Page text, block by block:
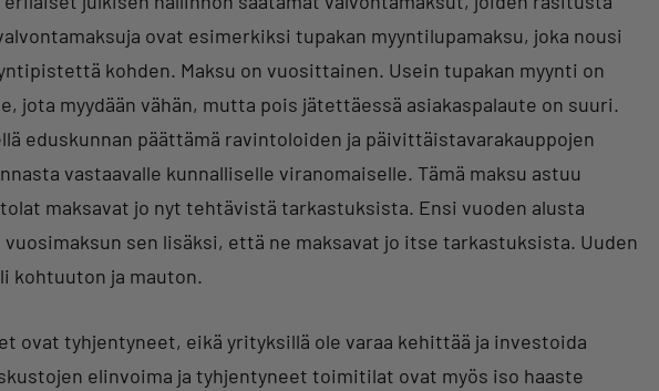
ovat esimerkiksi tupakan myyntilupamaksu, joka nousi
kohden. Maksu on vuosittainen. Usein tupakan myynti on
jota myydään vähän, mutta pois jätettäessä asiakaspalaute on suuri.
eduskunnan päättämä ravintoloiden ja päivittäistavarakauppojen
vastaavalle kunnalliselle viranomaiselle. Tämä maksu astuu
maksavat jo nyt tehtävistä tarkastuksista. Ensi vuoden alusta
sen lisäksi, että ne maksavat jo itse tarkastuksista. Uuden
kohtuuton ja mauton.
ovat tyhjentyneet, eikä yrityksillä ole varaa kehittää ja investoida
elinvoima ja tyhjentyneet toimitilat ovat myös iso haaste